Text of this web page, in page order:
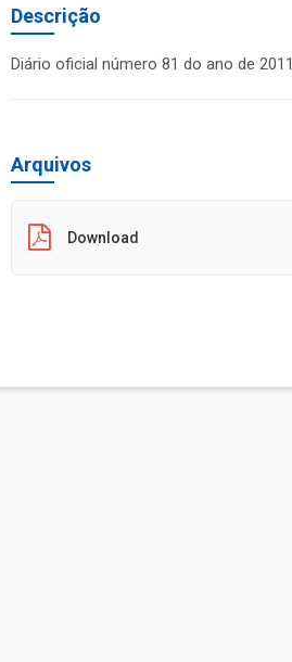
Descrição
Diário oficial número 81 do ano de 2011
Arquivos
Download